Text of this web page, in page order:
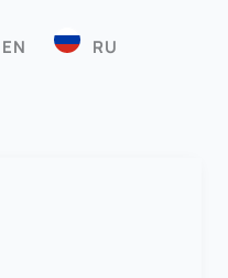
EN RU